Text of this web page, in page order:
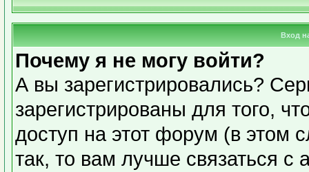
Вход
Почему я не могу войти?
А вы зарегистрировались?
зарегистрированы для того,
доступ на этот форум (в этом
так, то вам лучше связаться